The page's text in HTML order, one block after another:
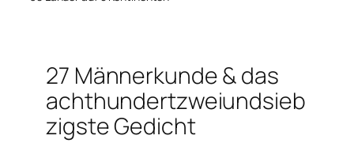
27 Männerkunde & das
achthundertzweiundsieb
zigste Gedicht